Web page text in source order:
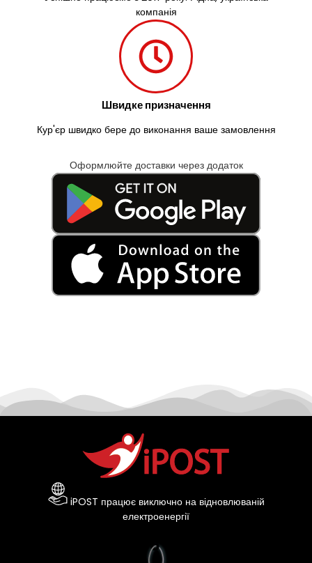
компанія
Швидке призначення
Кур'єр швидко бере до виконання ваше замовлення
Оформлюйте доставки через додаток
iPOST працює виключно на відновлюваній
електроенергії